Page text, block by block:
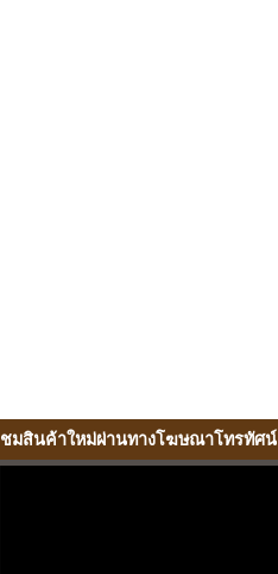
ชมสินค้าใหม่ผ่านทางโฆษณาโทรทัศน์